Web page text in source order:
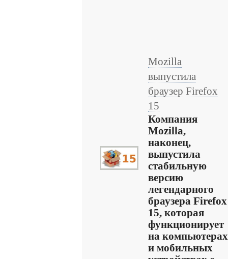
Mozilla
выпустила
браузер Firefox
15
Компания
Mozilla,
наконец,
выпустила
стабильную
версию
легендарного
браузера Firefox
15, которая
функционирует
на компьютерах
и мобильных